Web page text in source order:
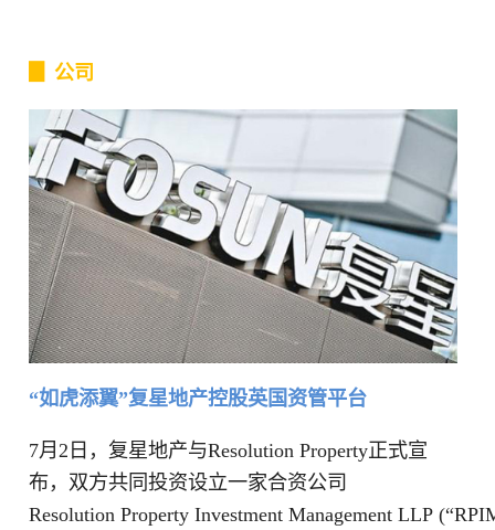
▊ 公司
“如虎添翼”复星地产控股英国资管平台
7月2日，复星地产与Resolution Property正式宣
布，双方共同投资设立一家合资公司
Resolution Property Investment Management LLP